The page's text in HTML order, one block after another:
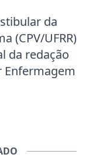
da
(CPV/UFRR)
da redação
Enfermagem